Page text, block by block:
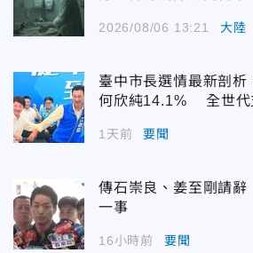
2026/08/06 13:21 大陸
臺中市長選情最新剖
何欣純14.1% 全世代
1天前 要聞
傳石崇良、姜至剛請
一事
16小時前 要聞